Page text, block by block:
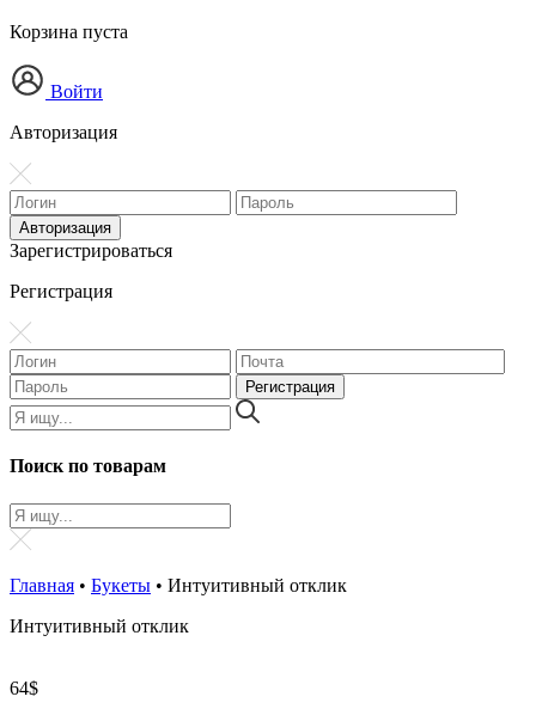
Корзина пуста
Войти
Авторизация
Зарегистрироваться
Регистрация
Поиск по товарам
Главная • Букеты • Интуитивный отклик
Интуитивный отклик
64$